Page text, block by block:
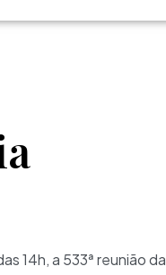
14h, a 533ª reunião da